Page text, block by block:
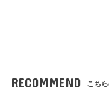
RECOMMEND こち